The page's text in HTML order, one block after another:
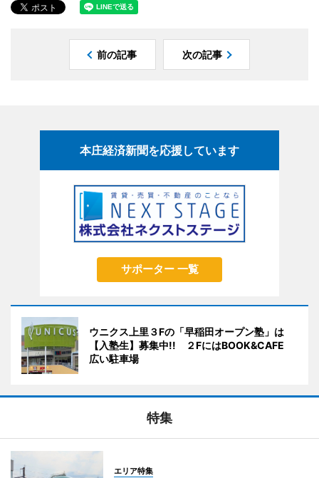
前の記事 次の記事
本庄経済新聞を応援しています
サポーター 一覧
ウニクス上里３Fの「早稲田オープン塾」は
【入塾生】募集中!! ２FにはBOOK&CAFE
広い駐車場
特集
エリア特集